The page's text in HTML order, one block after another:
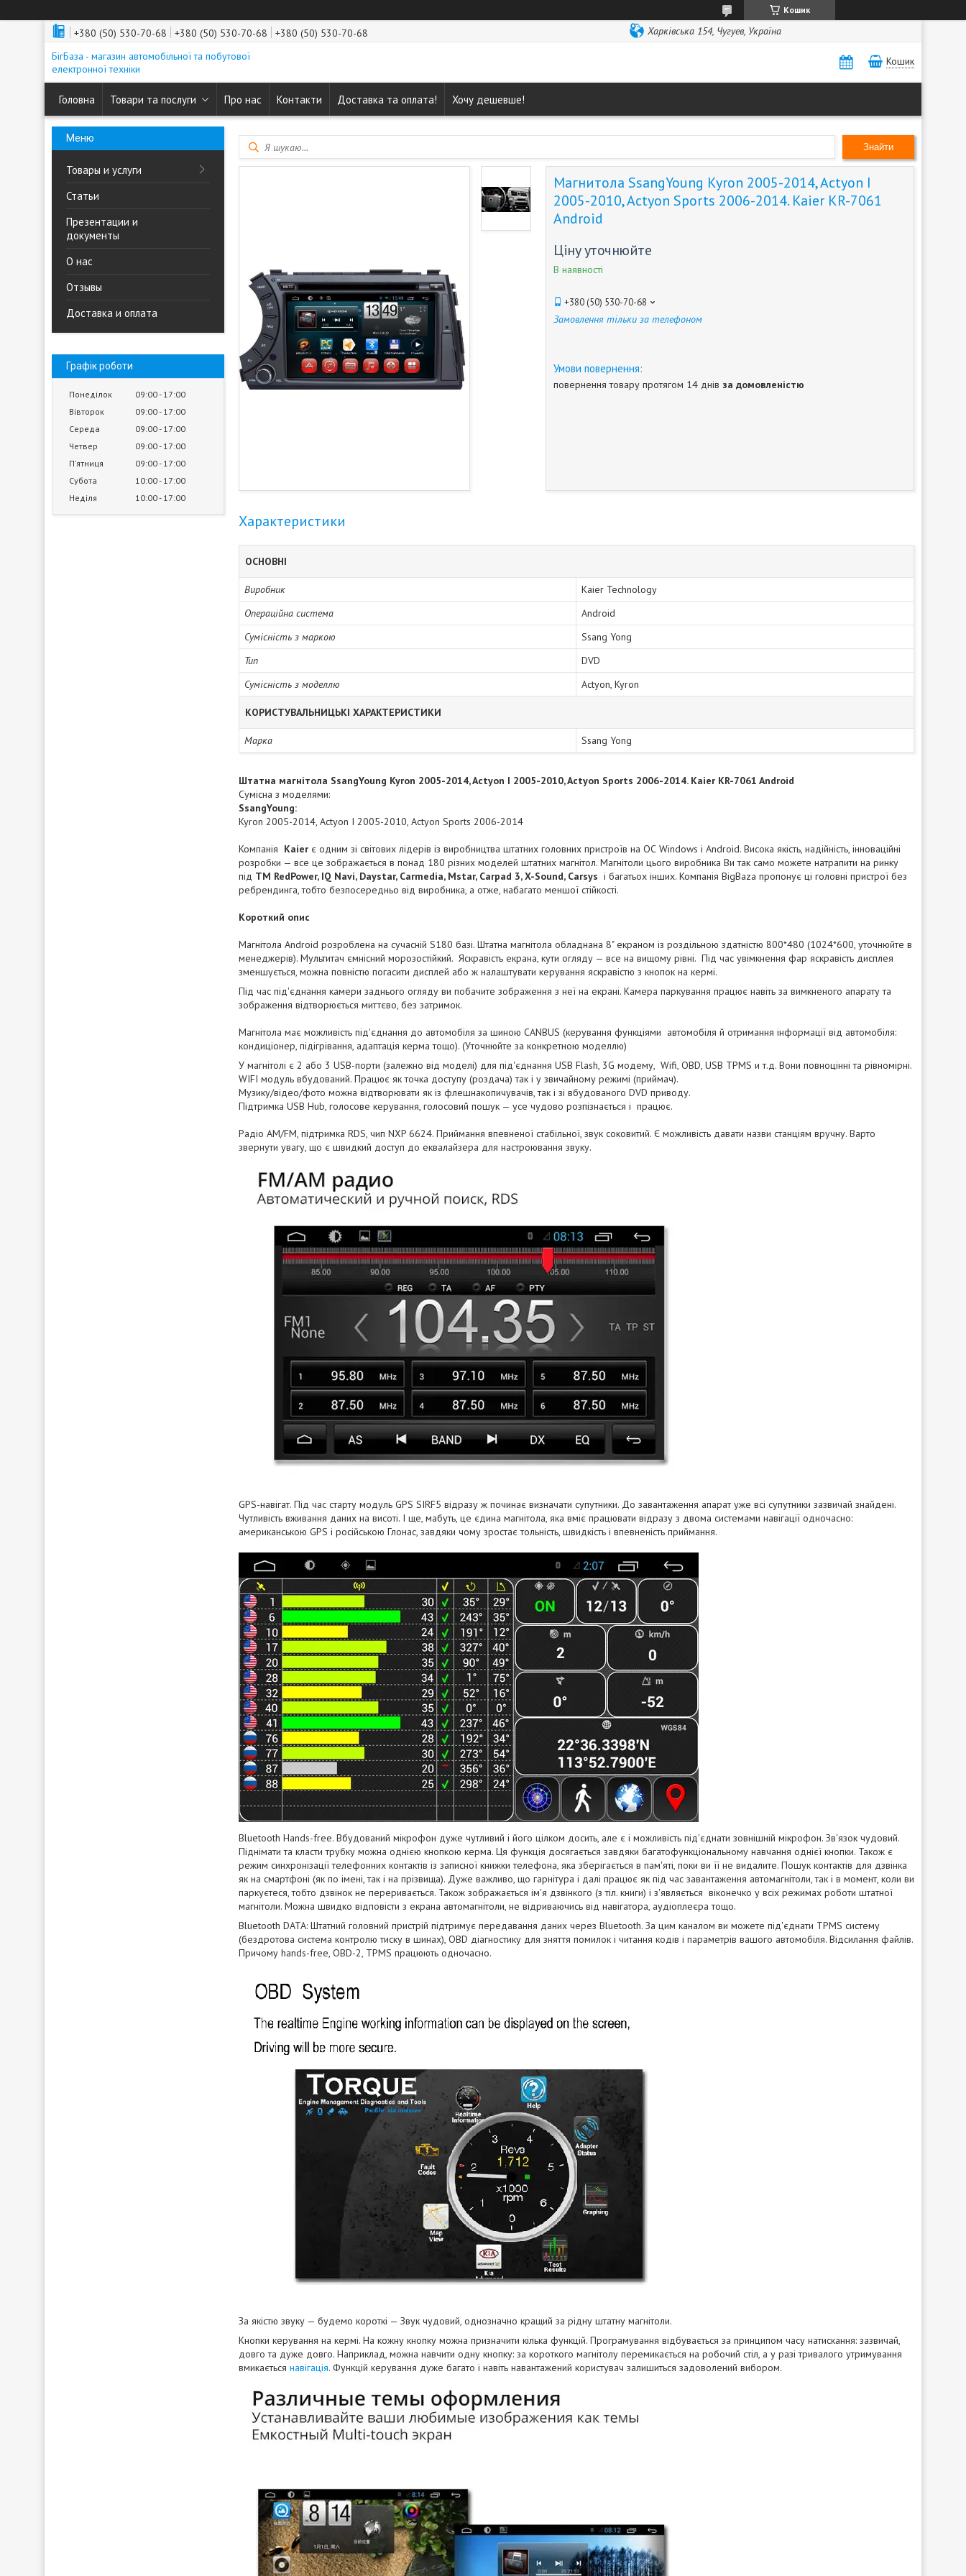
Кошик
+380 (50) 530-70-68 +380 (50) 530-70-68 +380 (50) 530-70-68
Харківська 154, Чугуев, Україна
БігБаза - магазин автомобільної та побутової
електронної техніки
Кошик
Головна Товари та послуги Про нас Контакти Доставка та оплата! Хочу дешевше!
Товары и услуги
Статьи
Презентации и
документы
О нас
Отзывы
Доставка и оплата
Графік роботи
Понеділок 09:00 17:00
Вівторок
09:00 17:00
Середа
09:00 17:00
Четвер
09:00 17:00
Пʼятниця
09:00 17:00
Субота
10:00 17:00
Неділя
10:00 17:00
Знайти
Магнитола SsangYoung Kyron 2005-2014, Actyon I
2005-2010, Actyon Sports 2006-2014. Kaier KR-7061
Android
Ціну уточнюйте
В наявності
+380 (50) 530-70-68
Замовлення тільки за телефоном
повернення товару протягом 14 днів за домовленістю
Характеристики
ОСНОВНІ
Виробник
Kaier Technology
Операційна система
Android
Сумісність з маркою
Ssang Yong
Тип
DVD
Сумісність з моделлю
Actyon, Kyron
КОРИСТУВАЛЬНИЦЬКІ ХАРАКТЕРИСТИКИ
Марка Ssang Yong
Штатна магнітола SsangYoung Kyron 2005-2014, Actyon I 2005-2010, Actyon Sports 2006-2014. Kaier KR-7061 Android
Сумісна з моделями:
SsangYoung:
Kyron 2005-2014, Actyon I 2005-2010, Actyon Sports 2006-2014
Компанія Kaier є одним зі світових лідерів із виробництва штатних головних пристроїв на ОС Windows і Android. Висока якість, надійність, інноваційні
розробки — все це зображається в понад 180 різних моделей штатних магнітол. Магнітоли цього виробника Ви так само можете натрапити на ринку
під ТМ RedPower, IQ Navi, Daystar, Carmedia, Mstar, Carpad 3, X-Sound, Carsys і багатьох інших. Компанія BigBaza пропонує ці головні пристрої без
ребрендинга, тобто безпосередньо від виробника, а отже, набагато меншої стійкості.
Короткий опис
Магнітола Android розроблена на сучасній S180 базі. Штатна магнітола обладнана 8" екраном із роздільною здатністю 800*480 (1024*600, уточнюйте в
менеджерів). Мультитач ємнісний морозостійкий. Яскравість екрана, кути огляду — все на вищому рівні. Під час увімкнення фар яскравість дисплея
зменшується, можна повністю погасити дисплей або ж налаштувати керування яскравістю з кнопок на кермі.
Під час під'єднання камери заднього огляду ви побачите зображення з неї на екрані. Камера паркування працює навіть за вимкненого апарату та
зображення відтворюється миттєво, без затримок.
Магнітола має можливість під'єднання до автомобіля за шиною CANBUS (керування функціями автомобіля й отримання інформації від автомобіля:
кондиціонер, підігрівання, адаптація керма тощо). (Уточнюйте за конкретною моделлю)
У магнітолі є 2 або 3 USB-порти (залежно від моделі) для під'єднання USB Flash, 3G модему, Wifi, OBD, USB TPMS и т.д. Вони повноцінні та рівномірні.
WIFI модуль вбудований. Працює як точка доступу (роздача) так і у звичайному режимі (приймач).
Музику/відео/фото можна відтворювати як із флешнакопичувачів, так і зі вбудованого DVD приводу.
Підтримка USB Hub, голосове керування, голосовий пошук — усе чудово розпізнається і працює.
Радіо AM/FM, підтримка RDS, чип NXP 6624. Приймання впевненої стабільної, звук соковитий. Є можливість давати назви станціям вручну. Варто
звернути увагу, що є швидкий доступ до еквалайзера для настроювання звуку.
GPS-навігат. Під час старту модуль GPS SIRF5 відразу ж починає визначати супутники. До завантаження апарат уже всі супутники зазвичай знайдені.
Чутливість вживання даних на висоті. І ще, мабуть, це єдина магнітола, яка вміє працювати відразу з двома системами навігації одночасно:
американською GPS і російською Глонас, завдяки чому зростає тольність, швидкість і впевненість приймання.
Bluetooth Hands-free. Вбудований мікрофон дуже чутливий і його цілком досить, але є і можливість під'єднати зовнішній мікрофон. Зв'язок чудовий.
Піднімати та класти трубку можна однією кнопкою керма. Ця функція досягається завдяки багатофункціональному навчання однієї кнопки. Також є
режим синхронізації телефонних контактів із записної книжки телефона, яка зберігається в пам'яті, поки ви її не видалите. Пошук контактів для дзвінка
як на смартфоні (як по імені, так і на прізвища). Дуже важливо, що гарнітура і далі працює як під час завантаження автомагнітоли, так і в момент, коли ви
паркуєтеся, тобто дзвінок не переривається. Також зображається ім'я дзвінкого (з тіл. книги) і з'являється віконечко у всіх режимах роботи штатної
магнітоли. Можна швидко відповісти з екрана автомагнітоли, не відриваючись від навігатора, аудіоплеєра тощо.
Bluetooth DATA: Штатний головний пристрій підтримує передавання даних через Bluetooth. За цим каналом ви можете під'єднати TPMS систему
(бездротова система контролю тиску в шинах), OBD діагностику для зняття помилок і читання кодів і параметрів вашого автомобіля. Відсилання файлів.
Причому hands-free, OBD-2, TPMS працюють одночасно.
За якістю звуку — будемо короткі — Звук чудовий, однозначно кращий за рідну штатну магнітоли.
Кнопки керування на кермі. На кожну кнопку можна призначити кілька функцій. Програмування відбувається за принципом часу натискання: зазвичай,
довго та дуже довго. Наприклад, можна навчити одну кнопку: за короткого магнітолу перемикається на робочий стіл, а у разі тривалого утримування
вмикається навігація. Функцій керування дуже багато і навіть навантажений користувач залишиться задоволений вибором.